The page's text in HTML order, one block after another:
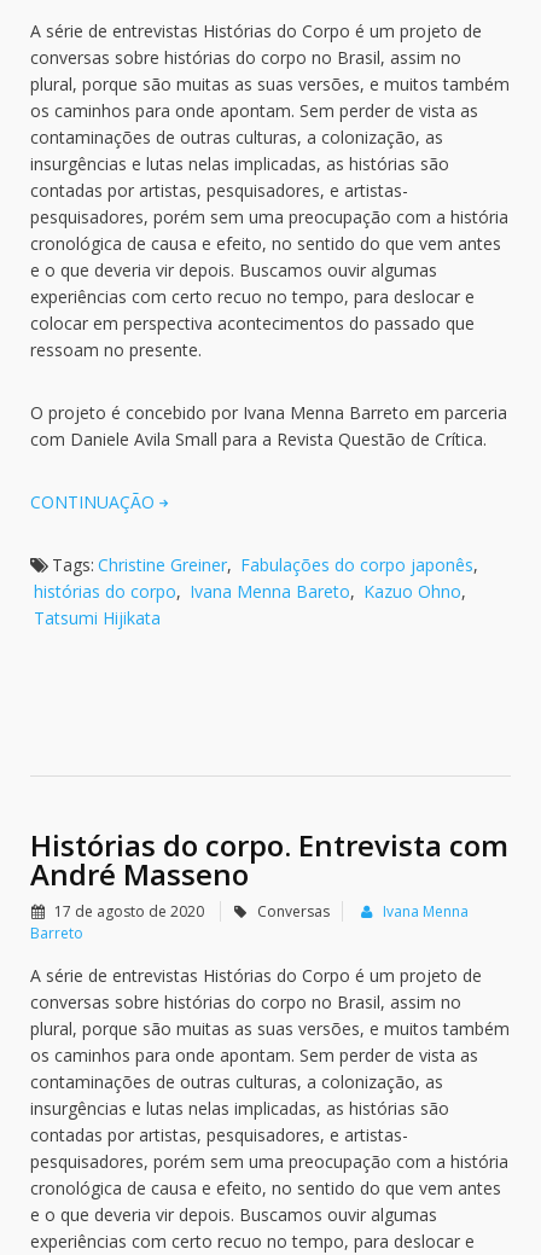
A série de entrevistas Histórias do Corpo é um projeto de
conversas sobre histórias do corpo no Brasil, assim no
plural, porque são muitas as suas versões, e muitos também
os caminhos para onde apontam. Sem perder de vista as
contaminações de outras culturas, a colonização, as
insurgências e lutas nelas implicadas, as histórias são
contadas por artistas, pesquisadores, e artistas-
pesquisadores, porém sem uma preocupação com a história
cronológica de causa e efeito, no sentido do que vem antes
e o que deveria vir depois. Buscamos ouvir algumas
experiências com certo recuo no tempo, para deslocar e
colocar em perspectiva acontecimentos do passado que
ressoam no presente.
O projeto é concebido por Ivana Menna Barreto em parceria
com Daniele Avila Small para a Revista Questão de Crítica.
CONTINUAÇÃO
Tags: Christine Greiner, Fabulações do corpo japonês,
histórias do corpo, Ivana Menna Bareto, Kazuo Ohno,
Tatsumi Hijikata
Histórias do corpo. Entrevista com
André Masseno
17 de agosto de 2020 Conversas
Ivana Menna
Barreto
A série de entrevistas Histórias do Corpo é um projeto de
conversas sobre histórias do corpo no Brasil, assim no
plural, porque são muitas as suas versões, e muitos também
os caminhos para onde apontam. Sem perder de vista as
contaminações de outras culturas, a colonização, as
insurgências e lutas nelas implicadas, as histórias são
contadas por artistas, pesquisadores, e artistas-
pesquisadores, porém sem uma preocupação com a história
cronológica de causa e efeito, no sentido do que vem antes
e o que deveria vir depois. Buscamos ouvir algumas
experiências com certo recuo no tempo, para deslocar e